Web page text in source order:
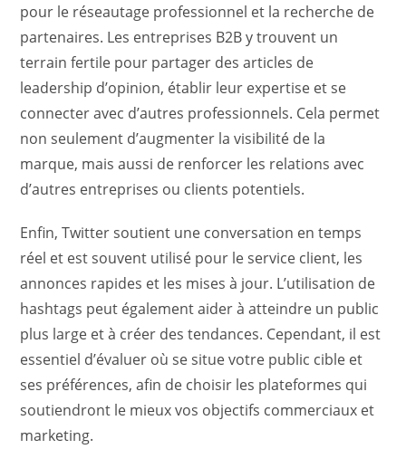
pour le réseautage professionnel et la recherche de
partenaires. Les entreprises B2B y trouvent un
terrain fertile pour partager des articles de
leadership d’opinion, établir leur expertise et se
connecter avec d’autres professionnels. Cela permet
non seulement d’augmenter la visibilité de la
marque, mais aussi de renforcer les relations avec
d’autres entreprises ou clients potentiels.
Enfin, Twitter soutient une conversation en temps
réel et est souvent utilisé pour le service client, les
annonces rapides et les mises à jour. L’utilisation de
hashtags peut également aider à atteindre un public
plus large et à créer des tendances. Cependant, il est
essentiel d’évaluer où se situe votre public cible et
ses préférences, afin de choisir les plateformes qui
soutiendront le mieux vos objectifs commerciaux et
marketing.